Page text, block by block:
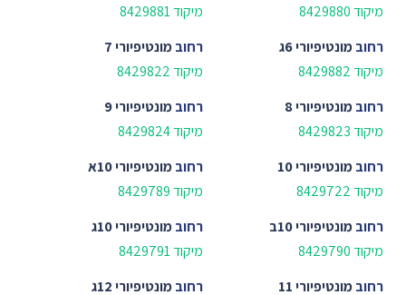
מיקוד 8429880
מיקוד 8429881
רחובמונטיפיורי 6ג
מיקוד 8429882
רחובמונטיפיורי 7
מיקוד 8429822
רחובמונטיפיורי 8
מיקוד 8429823
רחובמונטיפיורי 9
מיקוד 8429824
רחובמונטיפיורי 10
מיקוד 8429722
רחובמונטיפיורי 10א
מיקוד 8429789
רחובמונטיפיורי 10ב
מיקוד 8429790
רחובמונטיפיורי 10ג
מיקוד 8429791
רחובמונטיפיורי 11 רחובמונטיפיורי 12ג